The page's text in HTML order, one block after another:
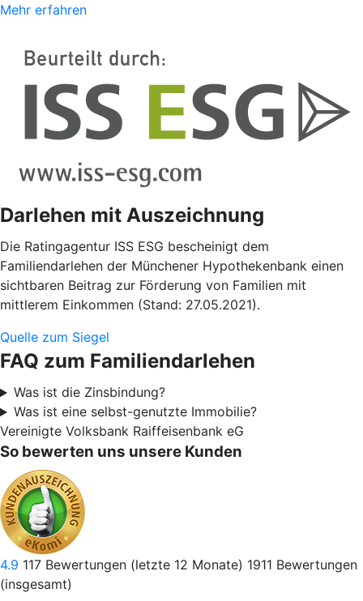
Mehr erfahren
Darlehen mit Auszeichnung
Die Ratingagentur ISS ESG bescheinigt dem
Familiendarlehen der Münchener Hypothekenbank einen
sichtbaren Beitrag zur Förderung von Familien mit
mittlerem Einkommen (Stand: 27.05.2021).
Quelle zum Siegel
FAQ zum Familiendarlehen
Was ist die Zinsbindung?
Was ist eine selbst-genutzte Immobilie?
Vereinigte Volksbank Raiffeisenbank eG
So bewerten uns unsere Kunden
4.9 117 Bewertungen (letzte 12 Monate) 1911 Bewertungen
(insgesamt)